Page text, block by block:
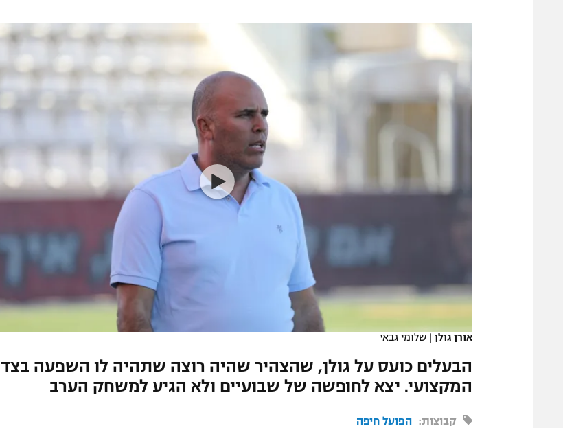
תקנון משתתפים וזוכים בפרסים
טניס
מדיניות פרטיות
רשיון להקרנה פומבית לבית עסק
תגיות
הפועל תל אביב
הפועל באר שבע
מכבי נתניה
בני יהודה
ליגה סינית
ליגה ברזילאית
ליגות נוספות
אורן גולן | שלומי גבאי
הבעלים כועס על גולן, שהצהיר שהיה רוצה שתהיה לו השפעה בצד
המקצועי. יצא לחופשה של שבועיים ולא הגיע למשחק הערב
קבוצות: הפועל חיפה